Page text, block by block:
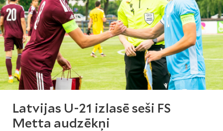
Latvijas U-21 izlasē seši FS
Metta audzēkņi